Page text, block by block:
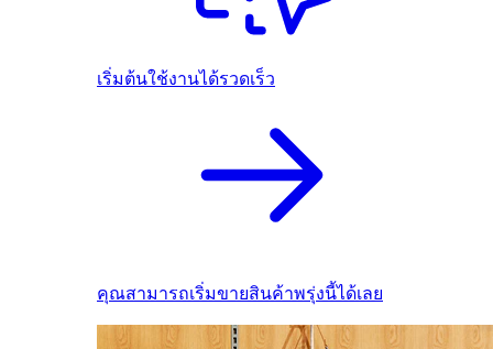
เริ่มต้นใช้งานได้รวดเร็ว
คุณสามารถเริ่มขายสินค้าพรุ่งนี้ได้เลย